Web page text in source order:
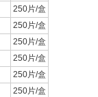
250片/盒
250片/盒
250片/盒
250片/盒
250片/盒
250片/盒